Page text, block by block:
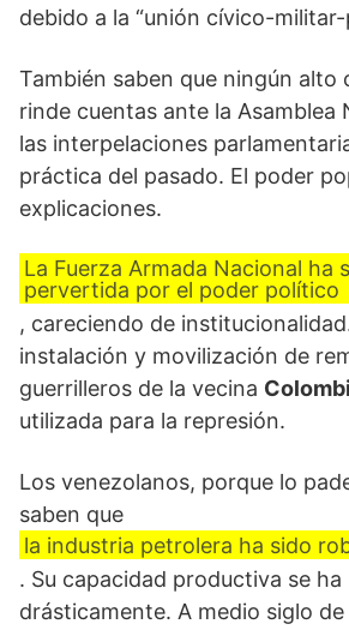
debido a la “unión cívico-militar-
También saben que ningún alto
rinde cuentas ante la Asamblea
las interpelaciones
práctica del pasado. El poder
explicaciones.
La Fuerza Armada Nacional ha
pervertida por el poder político
, careciendo de
instalación y movilización de
guerrilleros de la vecina
utilizada para la represión.
Los venezolanos, porque lo
saben que
la industria petrolera ha sido
. Su capacidad productiva se ha
drásticamente. A medio siglo de